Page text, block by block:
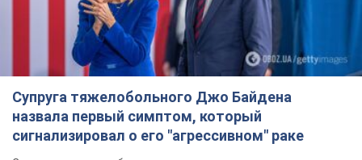
Отпуск Леси Никитюк в Карпатах
обернулся скандалом: почему
ведущую несправедливо захейтили
Знаменитость вышла на прямую
коммуникацию в сети и расставила все точки
над "i"
6.08.2026 17:32 14,7 т.